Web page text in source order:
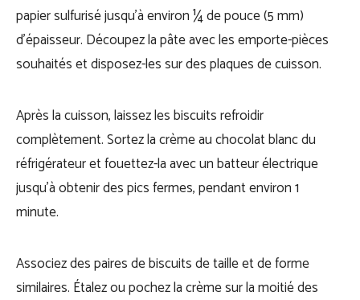
papier sulfurisé jusqu’à environ ¼ de pouce (5 mm)
d’épaisseur. Découpez la pâte avec les emporte-pièces
souhaités et disposez-les sur des plaques de cuisson.
Après la cuisson, laissez les biscuits refroidir
complètement. Sortez la crème au chocolat blanc du
réfrigérateur et fouettez-la avec un batteur électrique
jusqu’à obtenir des pics fermes, pendant environ 1
minute.
Associez des paires de biscuits de taille et de forme
similaires. Étalez ou pochez la crème sur la moitié des